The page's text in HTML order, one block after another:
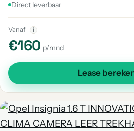
Direct leverbaar
Vanaf i
€160 p/mnd
Lease